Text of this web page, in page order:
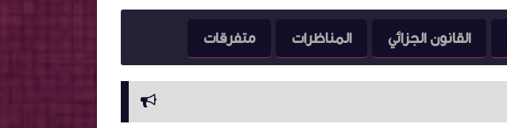
القانون الجزائي المناظرات متفرقات
القانون الجزائي الخاص